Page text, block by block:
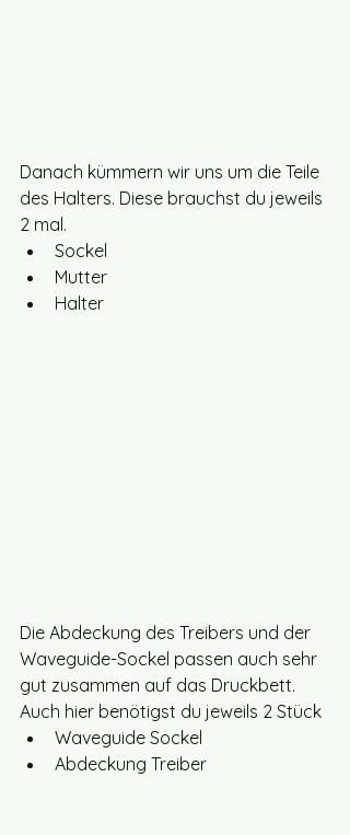
Danach kümmern wir uns um die Teile
des Halters. Diese brauchst du jeweils
2 mal.
Sockel
Mutter
Halter
Die Abdeckung des Treibers und der
Waveguide-Sockel passen auch sehr
gut zusammen auf das Druckbett.
Auch hier benötigst du jeweils 2 Stück
Waveguide Sockel
Abdeckung Treiber